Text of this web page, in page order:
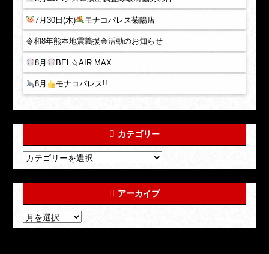
7月30日(木) モナコパレス菊陽店
令和8年熊本地震義援金活動のお知らせ
8月 BEL☆AIR MAX
8月 モナコパレス!!
カテゴリー
アーカイブ